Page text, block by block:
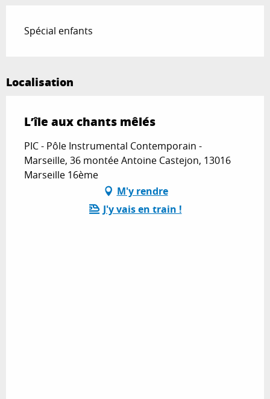
Spécial enfants
Localisation
L’île aux chants mêlés
PIC - Pôle Instrumental Contemporain -
Marseille, 36 montée Antoine Castejon, 13016
Marseille 16ème
M'y rendre
J'y vais en train !